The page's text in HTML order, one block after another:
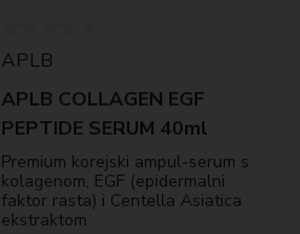
APLB
APLB COLLAGEN EGF
PEPTIDE SERUM 40ml
Premium korejski ampul-serum s
kolagenom, EGF (epidermalni
faktor rasta) i Centella Asiatica
ekstraktom